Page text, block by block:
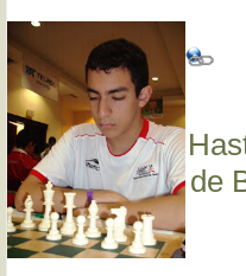
de